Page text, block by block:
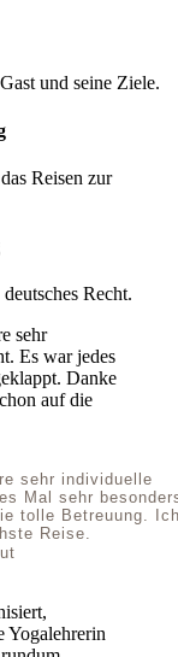
und seine Ziele.
Reisen zur
Recht.
sehr individuelle
Mal sehr
tolle Betreuung.
Reise.